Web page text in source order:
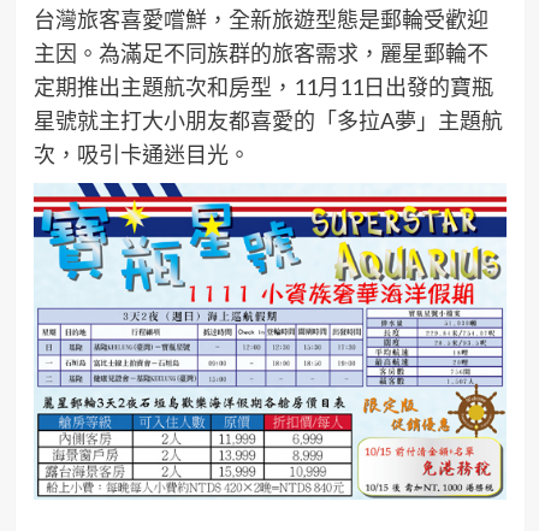
台灣旅客喜愛嚐鮮，全新旅遊型態是郵輪受歡迎
主因。為滿足不同族群的旅客需求，麗星郵輪不
定期推出主題航次和房型，11月11日出發的寶瓶
星號就主打大小朋友都喜愛的「多拉A夢」主題航
次，吸引卡通迷目光。